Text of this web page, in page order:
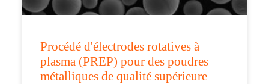
Procédé d'électrodes rotatives à
plasma (PREP) pour des poudres
métalliques de qualité supérieure